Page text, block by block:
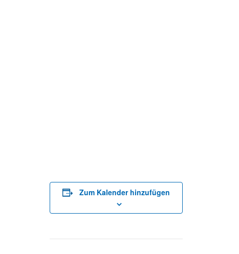
Zum Kalender hinzufügen